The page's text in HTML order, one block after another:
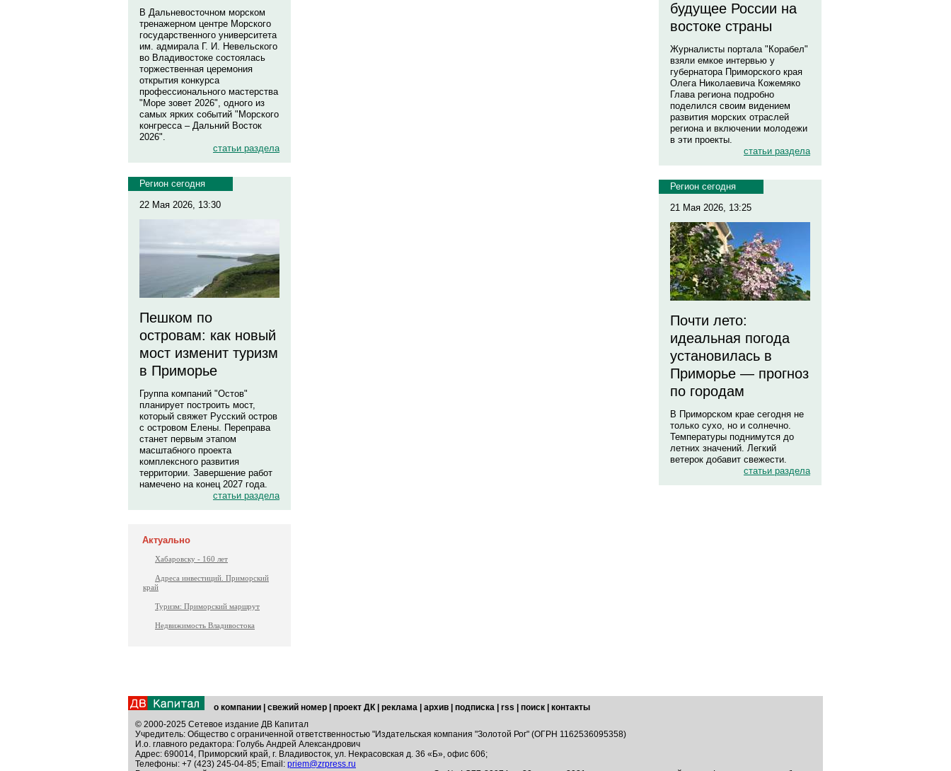
В Дальневосточном морском
тренажерном центре Морского
государственного университета
им. адмирала Г. И. Невельского
во Владивостоке состоялась
торжественная церемония
открытия конкурса
профессионального мастерства
"Море зовет 2026", одного из
самых ярких событий "Морского
конгресса – Дальний Восток
2026".
статьи раздела
Регион сегодня
22 Мая 2026, 13:30
Пешком по
островам: как новый
мост изменит туризм
в Приморье
Группа компаний "Остов"
планирует построить мост,
который свяжет Русский остров
с островом Елены. Переправа
станет первым этапом
масштабного проекта
комплексного развития
территории. Завершение работ
намечено на конец 2027 года.
статьи раздела
Актуально
Хабаровску - 160 лет
Адреса инвестиций. Приморский
край
Туризм: Приморский маршрут
Недвижимость Владивостока
будущее России на
востоке страны
Журналисты портала "Корабел"
взяли емкое интервью у
губернатора Приморского края
Олега Николаевича Кожемяко
Глава региона подробно
поделился своим видением
развития морских отраслей
региона и включении молодежи
в эти проекты.
статьи раздела
Регион сегодня
21 Мая 2026, 13:25
Почти лето:
идеальная погода
установилась в
Приморье — прогноз
по городам
В Приморском крае сегодня не
только сухо, но и солнечно.
Температуры поднимутся до
летних значений. Легкий
ветерок добавит свежести.
статьи раздела
о компании свежий номер проект ДК реклама архив подписка rss поиск
контакты
© 2000-2025 Сетевое издание ДВ Капитал
Учредитель: Общество с ограниченной ответственностью "Издательская компания "Золотой Рог" (ОГРН 1162536095358)
И.о. главного редактора: Голубь Андрей Александрович
Адрес: 690014, Приморский край, г. Владивосток, ул. Некрасовская д. 36 «Б», офис 606;
Телефоны: +7 (423) 245-04-85; Email: priem@zrpress.ru